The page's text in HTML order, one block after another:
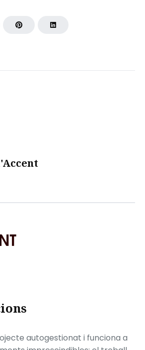
autogestionat i funciona a